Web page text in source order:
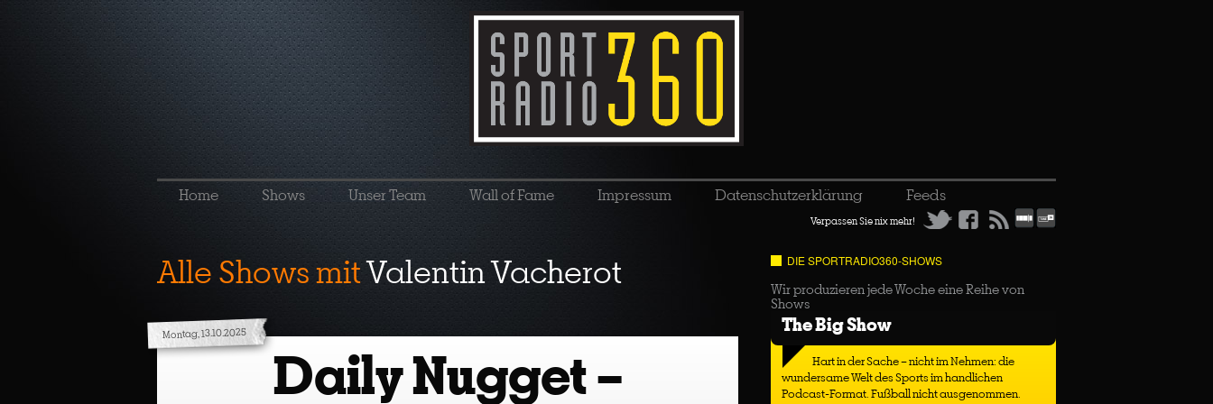
Home Shows Unser Team Wall of Fame Impressum Datenschutzerklärung Feeds
Verpassen Sie nix mehr!
Alle Shows mitValentin Vacherot
Montag, 13.10.2025
Daily Nugget –
DIE SPORTRADIO360-SHOWS
Wir produzieren jede Woche eine Reihe von
Shows
The Big Show
Hart in der Sache – nicht im Nehmen: die
wundersame Welt des Sports im handlichen
Podcast-Format. Fußball nicht ausgenommen.